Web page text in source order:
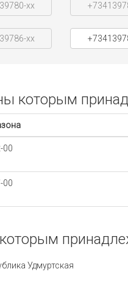
xx
xx
которым
00
00
Удмуртская